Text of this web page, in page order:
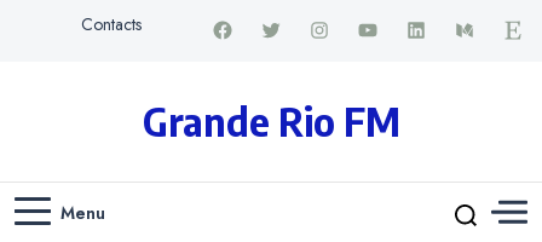
Contacts
Grande Rio FM
Menu